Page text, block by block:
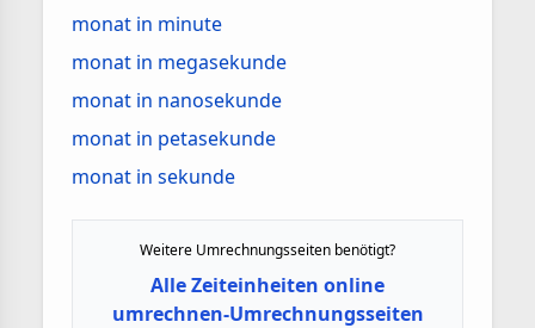
monat in minute
monat in megasekunde
monat in nanosekunde
monat in petasekunde
monat in sekunde
Weitere Umrechnungsseiten benötigt?
Alle Zeiteinheiten online
umrechnen-Umrechnungsseiten